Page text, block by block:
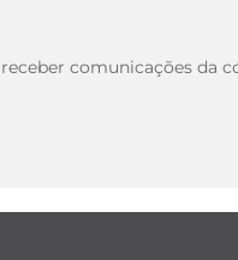
comunicações da